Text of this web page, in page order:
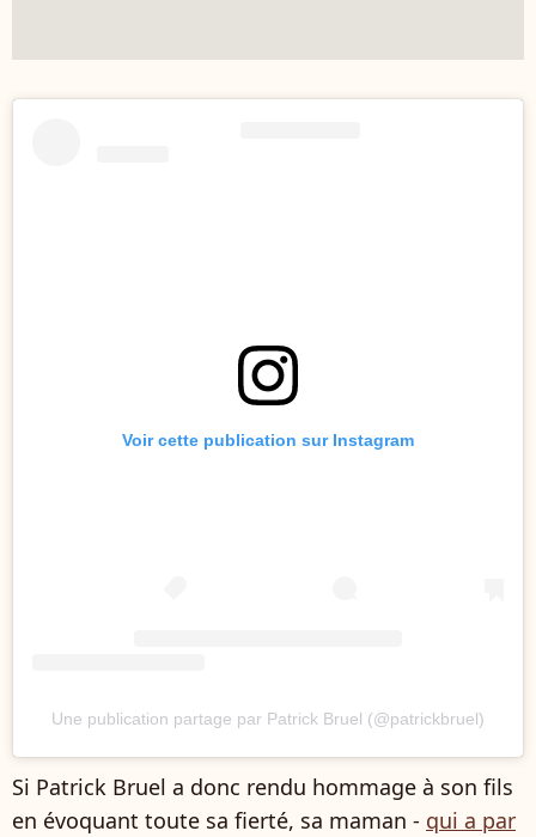
Voir cette publication sur Instagram
Une publication partage par Patrick Bruel (@patrickbruel)
Si Patrick Bruel a donc rendu hommage à son fils
en évoquant toute sa fierté, sa maman - qui a par